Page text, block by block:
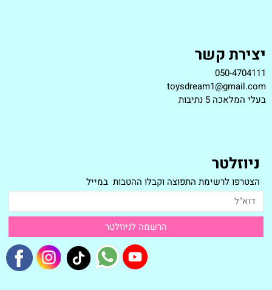
יצירת קשר
050-4704111
toysdream1@gmail.com
בעלי המלאכה 5 נתיבות
ניוזלטר
הצטרפו לרשימת התפוצה וקבלו ההטבות במייל